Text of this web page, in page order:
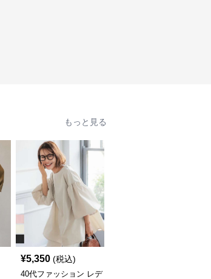
もっと見る
¥5,350 (税込)
40代ファッション レデ